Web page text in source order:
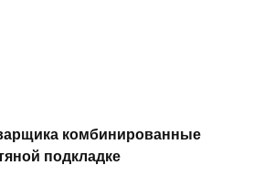
комбинированные
подкладке